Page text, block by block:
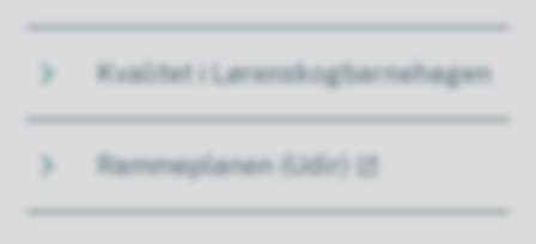
Kvalitet i Lørenskogbarnehagen
Rammeplanen (Udir)